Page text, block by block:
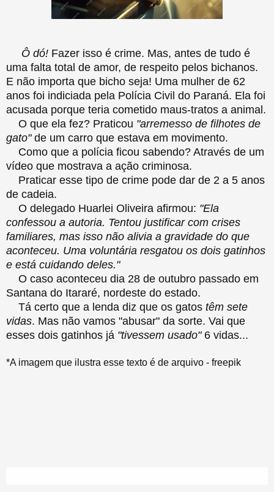
Ô dó! Fazer isso é crime. Mas, antes de tudo é
uma falta total de amor, de respeito pelos bichanos.
E não importa que bicho seja! Uma mulher de 62
anos foi indiciada pela Polícia Civil do Paraná. Ela foi
acusada porque teria cometido maus-tratos a animal.
O que ela fez? Praticou "arremesso de filhotes de
gato" de um carro que estava em movimento.
Como que a polícia ficou sabendo? Através de um
vídeo que mostrava a ação criminosa.
Praticar esse tipo de crime pode dar de 2 a 5 anos
de cadeia.
O delegado Huarlei Oliveira afirmou: "Ela
confessou a autoria. Tentou justificar com crises
familiares, mas isso não alivia a gravidade do que
aconteceu. Uma voluntária resgatou os dois gatinhos
e está cuidando deles."
O caso aconteceu dia 28 de outubro passado em
Santana do Itararé, nordeste do estado.
Tá certo que a lenda diz que os gatos têm sete
vidas. Mas não vamos "abusar" da sorte. Vai que
esses dois gatinhos já "tivessem usado"6 vidas...
*A imagem que ilustra esse texto é de arquivo - freepik